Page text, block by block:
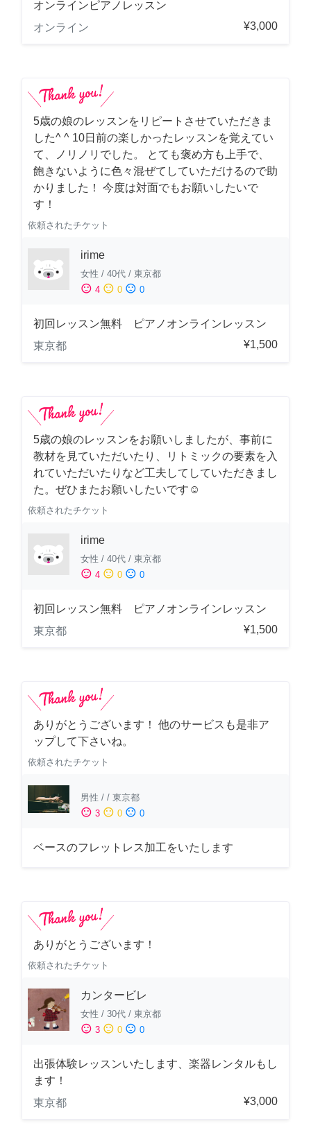
オンラインピアノレッスン
オンライン
¥3,000
5歳の娘のレッスンをリピートさせていただきま
した^ ^ 10日前の楽しかったレッスンを覚えてい
て、ノリノリでした。 とても褒め方も上手で、
飽きないように色々混ぜてしていただけるので助
かりました！ 今度は対面でもお願いしたいで
す！
依頼されたチケット
irime
女性 / 40代 / 東京都
sentiment_satisfied 4 sentiment_neutral 0 sentiment_dissatisfied 0
初回レッスン無料 ピアノオンラインレッスン
東京都
¥1,500
5歳の娘のレッスンをお願いしましたが、事前に
教材を見ていただいたり、リトミックの要素を入
れていただいたりなど工夫してしていただきまし
た。ぜひまたお願いしたいです☺️
依頼されたチケット
irime
女性 / 40代 / 東京都
sentiment_satisfied 4 sentiment_neutral 0 sentiment_dissatisfied 0
初回レッスン無料 ピアノオンラインレッスン
東京都
¥1,500
ありがとうございます！ 他のサービスも是非ア
ップして下さいね。
依頼されたチケット
男性 / / 東京都
sentiment_satisfied 3 sentiment_neutral 0 sentiment_dissatisfied 0
ベースのフレットレス加工をいたします
ありがとうございます！
依頼されたチケット
カンタービレ
女性 / 30代 / 東京都
sentiment_satisfied 3 sentiment_neutral 0 sentiment_dissatisfied 0
出張体験レッスンいたします、楽器レンタルもし
ます！
東京都
¥3,000